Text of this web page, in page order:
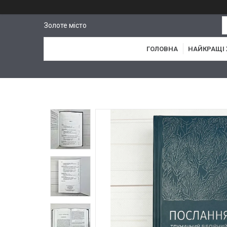
Золоте місто
ГОЛОВНА НАЙКРАЩІ